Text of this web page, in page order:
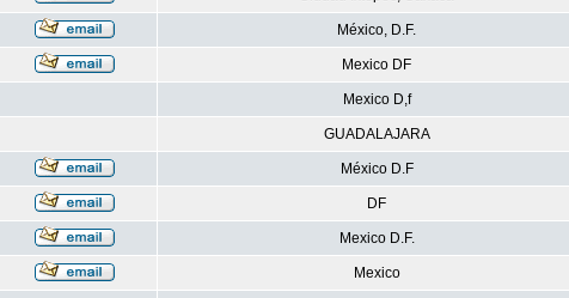
México, D.F.
Mexico DF
Mexico D,f
GUADALAJARA
México D.F
DF
Mexico D.F.
Mexico